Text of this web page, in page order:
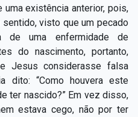
existência anterior, pois,
visto que um pecado
de uma enfermidade de
do nascimento, portanto,
Jesus considerasse falsa
dito: “Como houvera este
ter nascido?” Em vez disso,
estava cego, não por ter